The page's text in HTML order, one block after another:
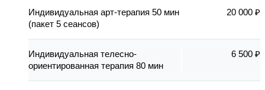
Индивидуальная арт-терапия 50 мин
(пакет 5 сеансов)
20 000 ₽
Индивидуальная телесно-
ориентированная терапия 80 мин
6 500 ₽